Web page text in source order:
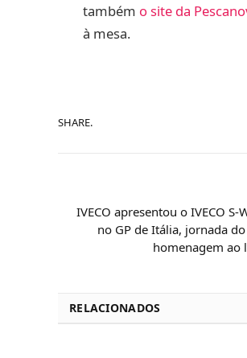
também o site da
à mesa.
SHARE.
IVECO apresentou o IVECO S-
no GP de Itália, jornada
homenagem ao
RELACIONADOS